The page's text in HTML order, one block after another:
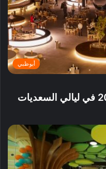
أبوظبي
إكتشفوا ليالي رمضان 2026 في ليالي السعديات